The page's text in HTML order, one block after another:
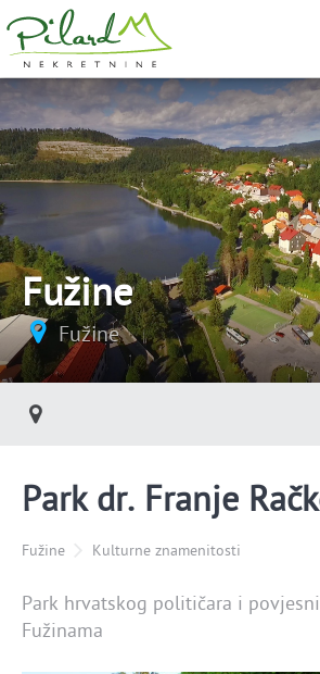
Fužine
Fužine
Park dr. Franje
Fužine Kulturne znamenitosti
Park hrvatskog političara i
Fužinama